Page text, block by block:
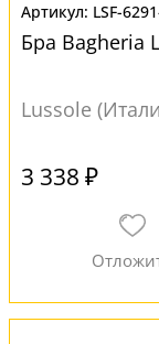
LSF-
Бра Bagheria
Lussole
3 338 ₽